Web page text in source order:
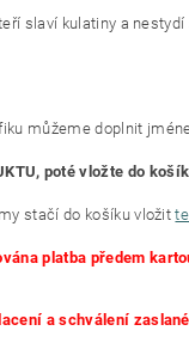
slaví kulatiny a
můžeme doplnit
poté vložte do
stačí do košíku vložit
platba předem
a schválení